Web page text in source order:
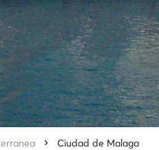
Ciudad de Malaga